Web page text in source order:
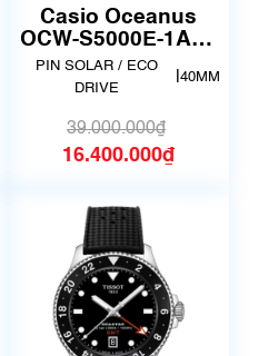
sử dụng nhưng rất đẹp,
không có xước)
Casio Oceanus
OCW-S5000E-1AJF
| Size 40mm | Đã
qua sử dụng 1
PIN SOLAR / ECO
DRIVE
40MM
39.000.000₫
16.400.000₫